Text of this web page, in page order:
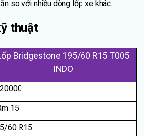
so với nhiều dòng lốp xe khác.
thuật
p Bridgestone 195/60 R15 T005
INDO
15
60 R15